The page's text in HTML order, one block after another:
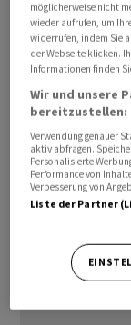
verfügt seit
der FIFA für
Aufkleben.
möglicherweise nicht
wieder aufrufen, um
widerrufen, indem Sie
der Webseite klicken.
Informationen finden
Wir und unsere
bereitzustellen:
Verwendung genauer
aktiv abfragen.
Personalisierte
Performance von
Verbesserung von
Liste der Partner